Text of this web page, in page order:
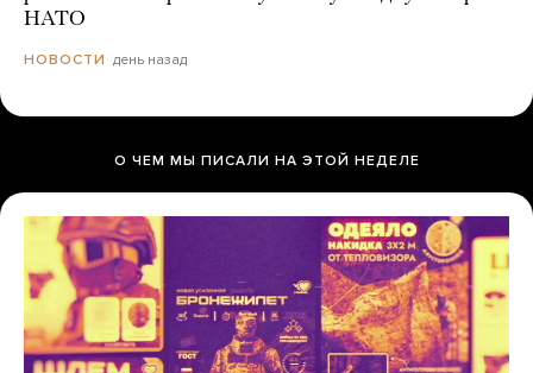
НАТО
НОВОСТИ день назад
О ЧЕМ МЫ ПИСАЛИ НА ЭТОЙ НЕДЕЛЕ